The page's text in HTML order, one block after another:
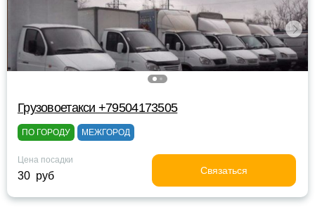
Грузовоетакси +79504173505
ПО ГОРОДУ МЕЖГОРОД
Цена посадки
30 руб Связаться